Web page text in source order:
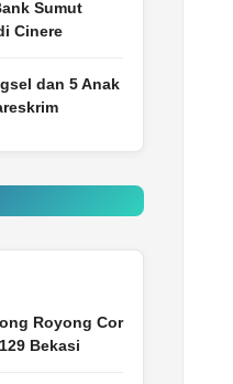
Sumut
Cinere
dan 5 Anak
Royong Cor
Bekasi